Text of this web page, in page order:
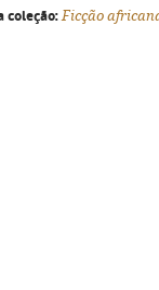
coleção: Ficção